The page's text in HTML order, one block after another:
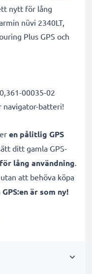
nytt för lång
nüvi 2340LT,
Plus GPS och
00035-02
navigator-batteri!
en pålitlig GPS
ditt gamla GPS-
lång användning.
att behöva köpa
GPS:en är som ny!
2350LT, 2360LT,
är ute på